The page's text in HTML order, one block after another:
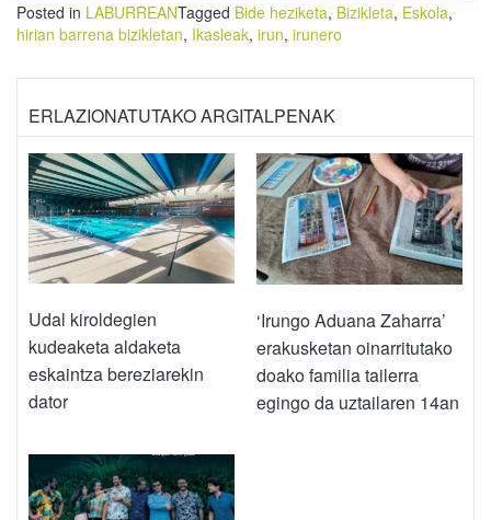
Posted in LABURREANTagged Bide heziketa, Bizikleta, Eskola,
hirian barrena bizikletan, Ikasleak, irun, irunero
ERLAZIONATUTAKO ARGITALPENAK
Udal kiroldegien
kudeaketa aldaketa
eskaintza bereziarekin
dator
‘Irungo Aduana Zaharra’
erakusketan oinarritutako
doako familia tailerra
egingo da uztailaren 14an